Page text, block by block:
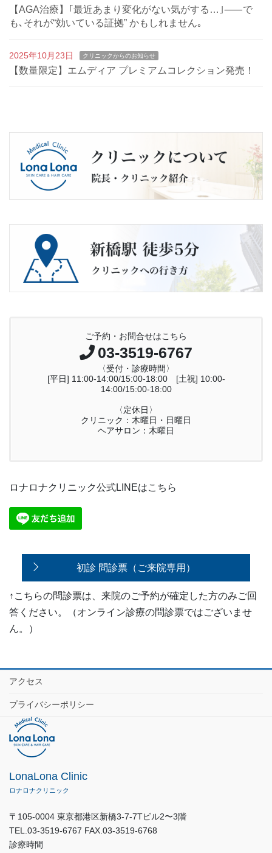
【AGA治療】｢最近あまり変化がない気がする…｣⸺で
も､それが“効いている証拠” かもしれません｡
2025年10月23日 クリニックからのお知らせ
【数量限定】エムディア プレミアムコレクション発売！
ご予約・お問合せはこちら
03-3519-6767
〈受付・診療時間〉
[平日] 11:00-14:00/15:00-18:00 [土祝] 10:00-
14:00/15:00-18:00
〈定休日〉
クリニック：木曜日・日曜日
ヘアサロン：木曜日
ロナロナクリニック公式LINEはこちら
初診 問診票（ご来院専用）
↑こちらの問診票は、来院のご予約が確定した方のみご回
答ください。（オンライン診療の問診票ではございませ
ん。）
アクセス
プライバシーポリシー
LonaLona Clinic
ロナロナクリニック
〒105-0004 東京都港区新橋3-7-7Tビル2〜3階
TEL.03-3519-6767 FAX.03-3519-6768
診療時間